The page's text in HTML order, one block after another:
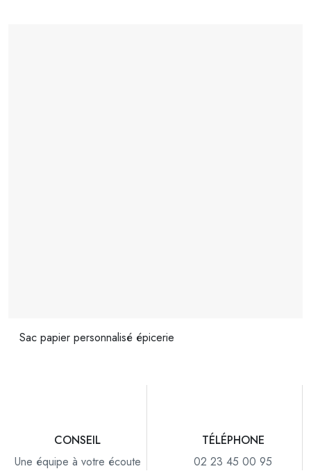
Sac papier personnalisé épicerie
CONSEIL
Une équipe à votre écoute
TÉLÉPHONE
02 23 45 00 95